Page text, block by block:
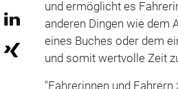
und ermöglicht es
anderen Dingen wie dem
eines Buches oder dem
und somit wertvolle Zeit
"Fahrerinnen und